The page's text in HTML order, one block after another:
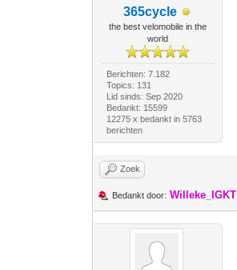
365cycle
the best velomobile in the
world
Berichten: 7.182
Topics: 131
Lid sinds: Sep 2020
Bedankt: 15599
12275 x bedankt in 5763
berichten
Zoek
Bedankt door: Willeke_IGKT